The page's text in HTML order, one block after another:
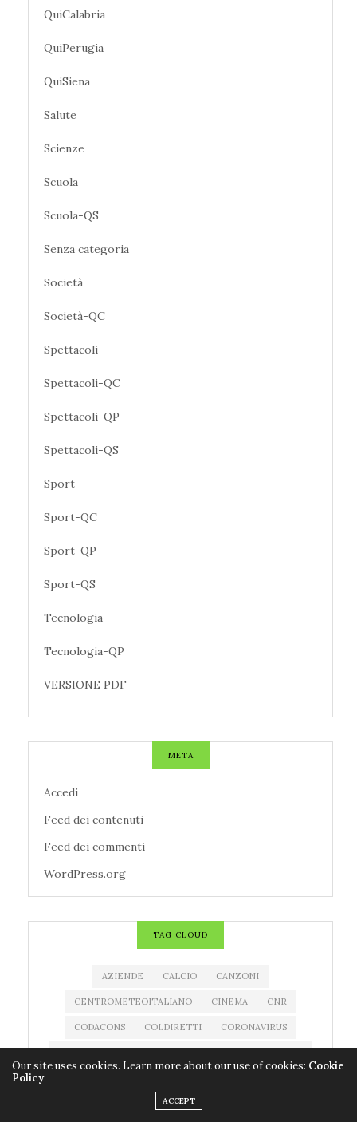
QuiCalabria
QuiPerugia
QuiSiena
Salute
Scienze
Scuola
Scuola-QS
Senza categoria
Società
Società-QC
Spettacoli
Spettacoli-QC
Spettacoli-QP
Spettacoli-QS
Sport
Sport-QC
Sport-QP
Sport-QS
Tecnologia
Tecnologia-QP
VERSIONE PDF
META
Accedi
Feed dei contenuti
Feed dei commenti
WordPress.org
TAG CLOUD
AZIENDE CALCIO CANZONI
CENTROMETEOITALIANO CINEMA CNR
CODACONS COLDIRETTI CORONAVIRUS
FILM IMPRESE
Our site uses cookies. Learn more about our use of cookies: Cookie
Policy
ACCEPT